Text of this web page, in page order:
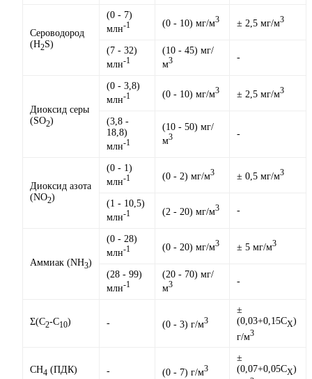
Сероводород
(Н2S)
(0 - 7)
млн-1 (0 - 10) мг/м3 ± 2,5 мг/м3
(7 - 32)
млн-1
(10 - 45) мг/
м3 -
Диоксид серы
(SО2)
(0 - 3,8)
млн-1 (0 - 10) мг/м3 ± 2,5 мг/м3
(3,8 -
18,8)
млн-1
(10 - 50) мг/
м3 -
Диоксид азота
(NO2)
(0 - 1)
млн-1 (0 - 2) мг/м3 ± 0,5 мг/м3
(1 - 10,5)
млн-1 (2 - 20) мг/м3 -
Аммиак (NH3)
(0 - 28)
млн-1 (0 - 20) мг/м3 ± 5 мг/м3
(28 - 99)
млн-1
(20 - 70) мг/
м3 -
Σ(C2-C10) - (0 - 3) г/м3
±
(0,03+0,15ּСХ)
г/м3
CH4 (ПДК) - (0 - 7) г/м3
±
(0,07+0,05ּСХ)